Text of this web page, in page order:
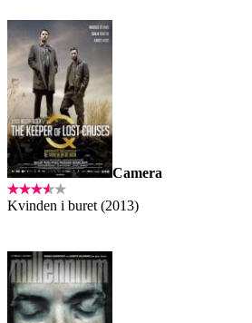
Camera
Kvinden i buret (2013)